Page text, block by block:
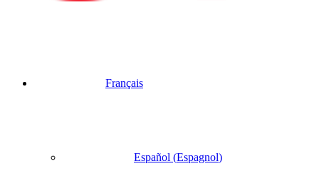
Français
Español (Espagnol)